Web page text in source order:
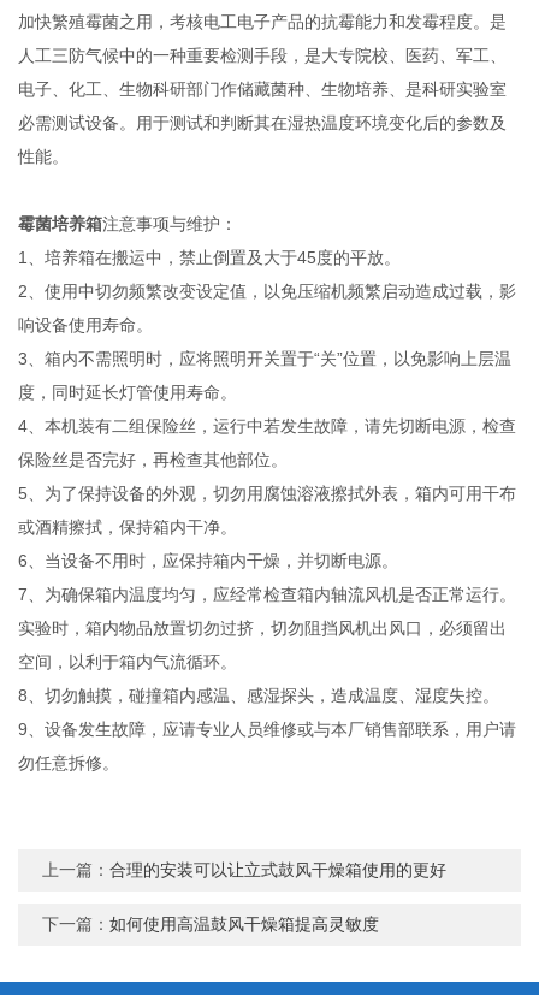
加快繁殖霉菌之用，考核电工电子产品的抗霉能力和发霉程度。是
人工三防气候中的一种重要检测手段，是大专院校、医药、军工、
电子、化工、生物科研部门作储藏菌种、生物培养、是科研实验室
必需测试设备。用于测试和判断其在湿热温度环境变化后的参数及
性能。
霉菌培养箱注意事项与维护：
1、培养箱在搬运中，禁止倒置及大于45度的平放。
2、使用中切勿频繁改变设定值，以免压缩机频繁启动造成过载，影
响设备使用寿命。
3、箱内不需照明时，应将照明开关置于“关”位置，以免影响上层温
度，同时延长灯管使用寿命。
4、本机装有二组保险丝，运行中若发生故障，请先切断电源，检查
保险丝是否完好，再检查其他部位。
5、为了保持设备的外观，切勿用腐蚀溶液擦拭外表，箱内可用干布
或酒精擦拭，保持箱内干净。
6、当设备不用时，应保持箱内干燥，并切断电源。
7、为确保箱内温度均匀，应经常检查箱内轴流风机是否正常运行。
实验时，箱内物品放置切勿过挤，切勿阻挡风机出风口，必须留出
空间，以利于箱内气流循环。
8、切勿触摸，碰撞箱内感温、感湿探头，造成温度、湿度失控。
9、设备发生故障，应请专业人员维修或与本厂销售部联系，用户请
勿任意拆修。
上一篇：合理的安装可以让立式鼓风干燥箱使用的更好
下一篇：如何使用高温鼓风干燥箱提高灵敏度